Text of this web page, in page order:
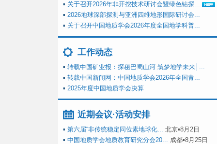
▪ 关于召开2026年非开挖技术研讨会暨绿色钻探...
▪ 2026地球深部探测与亚洲四维地形国际研讨会...
▪ 关于召开中国地质学会2026年度全国地学科普...
工作动态
▪ 转载中国矿业报：探秘巴蜀山河 筑梦地学未来│...
▪ 转载中国新闻网：中国地质学会2026年全国青...
▪ 2025年度中国地质学会决算
近期会议·活动安排
▪ 第六届“非传统稳定同位素地球化... 北京▪8月2日
▪ 中国地质学会地质教育研究分会20... 成都▪8月25日